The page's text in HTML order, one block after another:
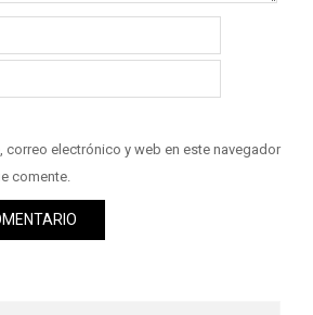
correo electrónico y web en este navegador
comente.